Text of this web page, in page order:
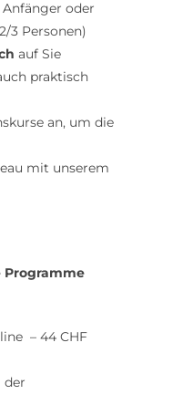
oder
3 Personen)
auf Sie
praktisch
an, um die
mit unserem
Programme
– 44 CHF
der